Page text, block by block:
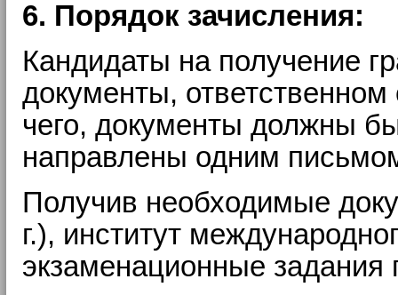
6. Порядок зачисления:
Кандидаты на получение
документы,
чего, документы должны
направлены одним
Получив необходимые
г.), институт
экзаменационные задания